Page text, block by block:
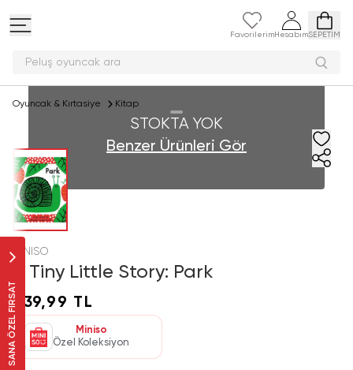
Favorilerim HesabımSEPETİM
Peluş oyuncak ara
SANA ÖZEL FIRSAT
Oyuncak & Kırtasiye Kitap
STOKTA YOK
Benzer Ürünleri Gör
MINISO
A Tiny Little Story: Park
339,99 TL
Miniso
Özel Koleksiyon